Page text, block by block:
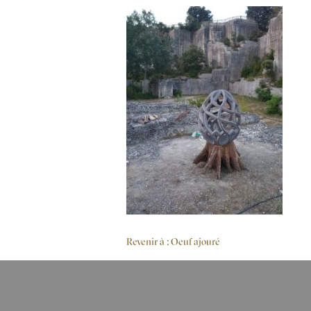
Revenir à : Oeuf ajouré